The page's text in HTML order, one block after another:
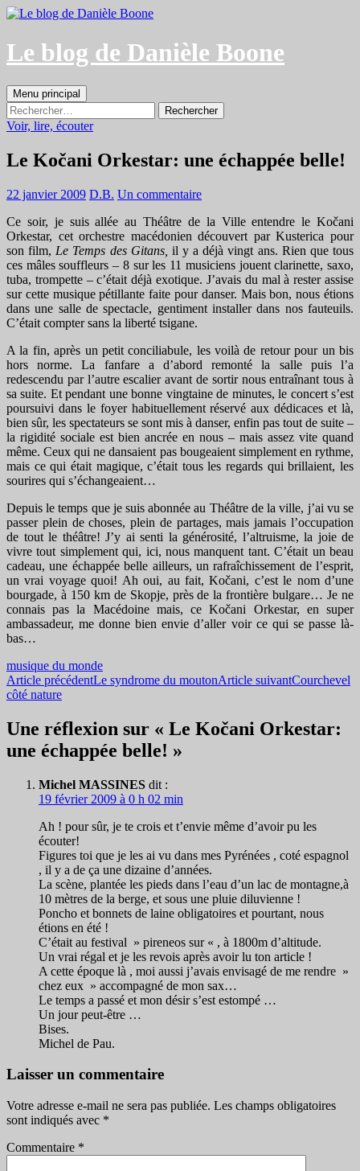
Aller
contenu
Le blog de Danièle Boone
Recherche
Menu principal
Rechercher :
Voir, lire, écouter
Le Kočani Orkestar: une échappée belle!
22 janvier 2009 D.B. Un commentaire
Ce soir, je suis allée au Théâtre de la Ville entendre le Kočani
Orkestar, cet orchestre macédonien découvert par Kusterica pour
son film, Le Temps des Gitans, il y a déjà vingt ans. Rien que tous
ces mâles souffleurs – 8 sur les 11 musiciens jouent clarinette, saxo,
tuba, trompette – c’était déjà exotique. J’avais du mal à rester assise
sur cette musique pétillante faite pour danser. Mais bon, nous étions
dans une salle de spectacle, gentiment installer dans nos fauteuils.
C’était compter sans la liberté tsigane.
A la fin, après un petit conciliabule, les voilà de retour pour un bis
hors norme. La fanfare a d’abord remonté la salle puis l’a
redescendu par l’autre escalier avant de sortir nous entraînant tous à
sa suite. Et pendant une bonne vingtaine de minutes, le concert s’est
poursuivi dans le foyer habituellement réservé aux dédicaces et là,
bien sûr, les spectateurs se sont mis à danser, enfin pas tout de suite –
la rigidité sociale est bien ancrée en nous – mais assez vite quand
même. Ceux qui ne dansaient pas bougeaient simplement en rythme,
mais ce qui était magique, c’était tous les regards qui brillaient, les
sourires qui s’échangeaient…
Depuis le temps que je suis abonnée au Théâtre de la ville, j’ai vu se
passer plein de choses, plein de partages, mais jamais l’occupation
de tout le théâtre! J’y ai senti la générosité, l’altruisme, la joie de
vivre tout simplement qui, ici, nous manquent tant. C’était un beau
cadeau, une échappée belle ailleurs, un rafraîchissement de l’esprit,
un vrai voyage quoi! Ah oui, au fait, Kočani, c’est le nom d’une
bourgade, à 150 km de Skopje, près de la frontière bulgare… Je ne
connais pas la Macédoine mais, ce Kočani Orkestar, en super
ambassadeur, me donne bien envie d’aller voir ce qui se passe là-
bas…
musique du monde
Navigation
des
articles
Article précédentLe syndrome du moutonArticle suivantCourchevel
côté nature
Une réflexion sur « Le Kočani Orkestar:
une échappée belle! »
Michel MASSINES dit :
19 février 2009 à 0 h 02 min
Ah ! pour sûr, je te crois et t’envie même d’avoir pu les
écouter!
Figures toi que je les ai vu dans mes Pyrénées , coté espagnol
, il y a de ça une dizaine d’années.
La scène, plantée les pieds dans l’eau d’un lac de montagne,à
10 mètres de la berge, et sous une pluie diluvienne !
Poncho et bonnets de laine obligatoires et pourtant, nous
étions en été !
C’était au festival » pireneos sur « , à 1800m d’altitude.
Un vrai régal et je les revois après avoir lu ton article !
A cette époque là , moi aussi j’avais envisagé de me rendre »
chez eux » accompagné de mon sax…
Le temps a passé et mon désir s’est estompé …
Un jour peut-être …
Bises.
Michel de Pau.
Laisser un commentaire
Votre adresse e-mail ne sera pas publiée. Les champs obligatoires
sont indiqués avec *
Commentaire *